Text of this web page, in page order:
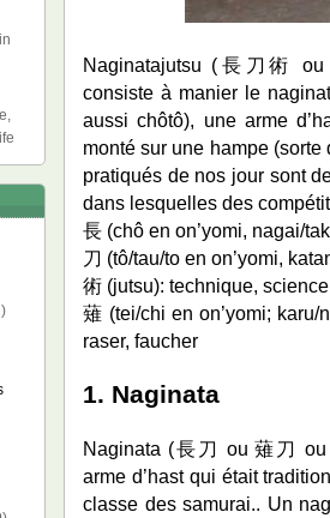
Naginatajutsu (長刀術
consiste à manier le
aussi chôtô), une arme
monté sur une hampe
pratiqués de nos jour sont
dans lesquelles des
長 (chô en on’yomi, nagai/
刀 (tô/tau/to en on’yomi,
術 (jutsu): technique,
薙 (tei/chi en on’yomi;
raser, faucher
1. Naginata
Naginata (長刀 ou 薙刀
arme d’hast qui était
classe des samurai.. Un